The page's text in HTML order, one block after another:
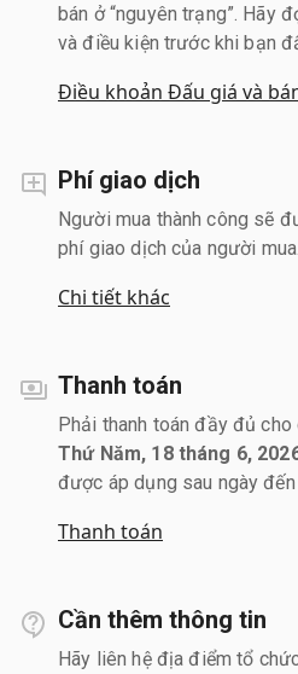
bán ở “nguyên trạng”. Hãy
và điều kiện trước khi bạn
Điều khoản Đấu giá và
Phí giao dịch
Người mua thành công sẽ
phí giao dịch của người mua.
Chi tiết khác
Thanh toán
Phải thanh toán đầy đủ
Thứ Năm, 18 tháng 6,
được áp dụng sau ngày đến
Thanh toán
Cần thêm thông tin
Hãy liên hệ địa điểm tổ